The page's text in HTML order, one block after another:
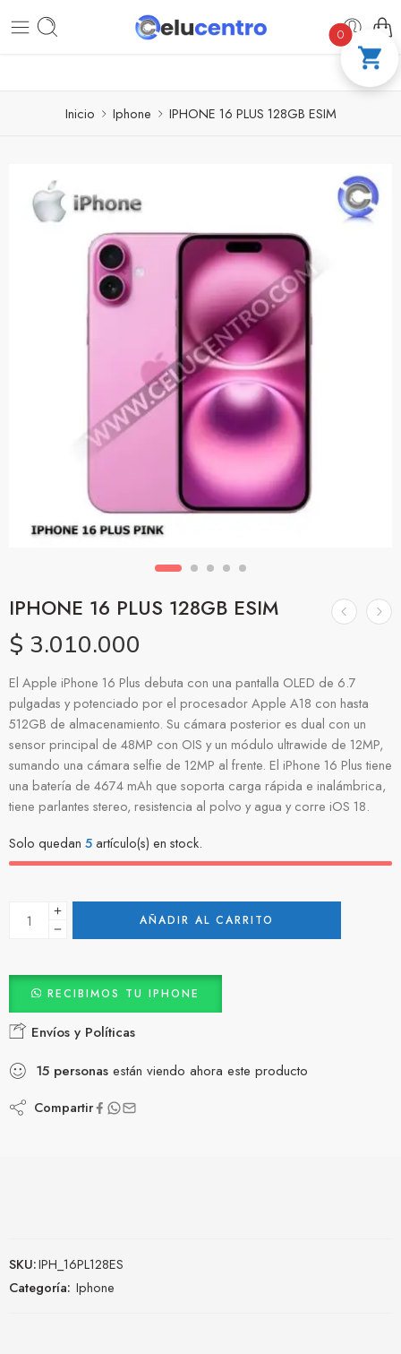
PAGA A CUOTAS CON ADDI COMPRA 100
Inicio Iphone IPHONE 16 PLUS 128GB ESIM
IPHONE 16 PLUS 128GB ESIM
$ 3.010.000
El Apple iPhone 16 Plus debuta con una pantalla OLED de 6.7
pulgadas y potenciado por el procesador Apple A18 con hasta
512GB de almacenamiento. Su cámara posterior es dual con un
sensor principal de 48MP con OIS y un módulo ultrawide de 12MP,
sumando una cámara selfie de 12MP al frente. El iPhone 16 Plus tiene
una batería de 4674 mAh que soporta carga rápida e inalámbrica,
tiene parlantes stereo, resistencia al polvo y agua y corre iOS 18.
Solo quedan 5artículo(s) en stock.
AÑADIR AL CARRITO
RECIBIMOS TU IPHONE
Envíos y Políticas
15 personas están viendo ahora este producto
Compartir
SKU:IPH_16PL128ES
Categoría: Iphone
0